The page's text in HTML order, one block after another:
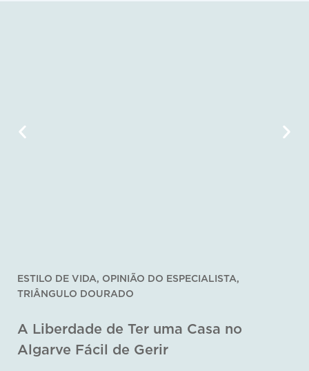
ESTILO DE VIDA, OPINIÃO DO ESPECIALISTA,
TRIÂNGULO DOURADO
A Liberdade de Ter uma Casa no
Algarve Fácil de Gerir